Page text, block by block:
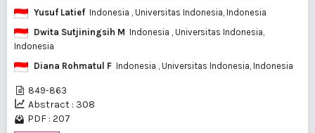
Yusuf Latief Indonesia , Universitas Indonesia, Indonesia
Dwita Sutjiningsih M Indonesia , Universitas Indonesia,
Indonesia
Diana Rohmatul F Indonesia , Universitas Indonesia, Indonesia
849-863
Abstract : 308
PDF : 207